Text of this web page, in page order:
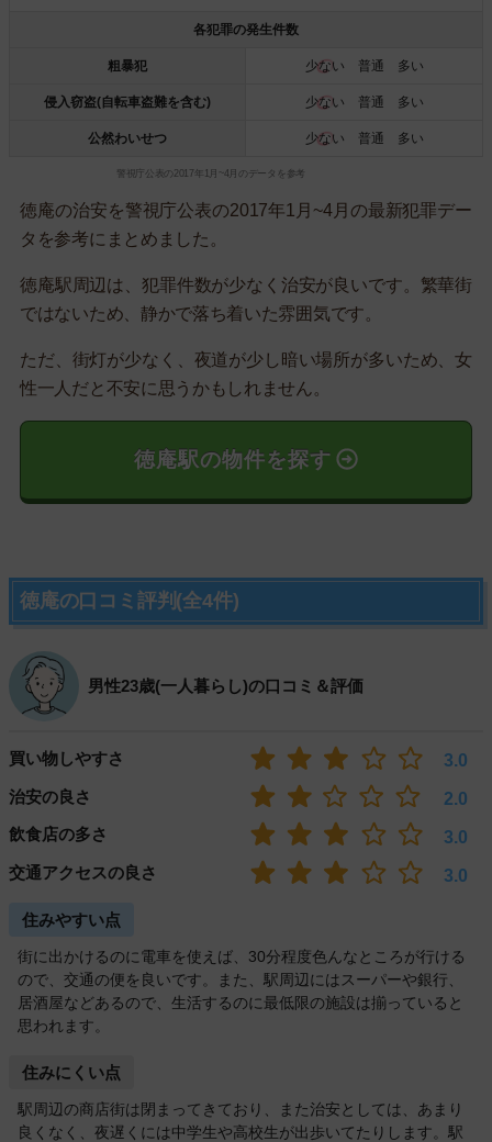
各犯罪の発生件数
粗暴犯 少ない 普通 多い
侵入窃盗(自転車盗難を含む) 少ない 普通 多い
公然わいせつ 少ない 普通 多い
警視庁公表の2017年1月~4月のデータを参考
徳庵の治安を警視庁公表の2017年1月~4月の最新犯罪デー
タを参考にまとめました。
徳庵駅周辺は、犯罪件数が少なく治安が良いです。繁華街
ではないため、静かで落ち着いた雰囲気です。
ただ、街灯が少なく、夜道が少し暗い場所が多いため、女
性一人だと不安に思うかもしれません。
徳庵駅の物件を探す
徳庵の口コミ評判(全4件)
男性23歳(一人暮らし)の口コミ＆評価
買い物しやすさ
3.0
治安の良さ
2.0
飲食店の多さ
3.0
交通アクセスの良さ
3.0
住みやすい点
街に出かけるのに電車を使えば、30分程度色んなところが行ける
ので、交通の便を良いです。また、駅周辺にはスーパーや銀行、
居酒屋などあるので、生活するのに最低限の施設は揃っていると
思われます。
住みにくい点
駅周辺の商店街は閉まってきており、また治安としては、あまり
良くなく、夜遅くには中学生や高校生が出歩いてたりします。駅